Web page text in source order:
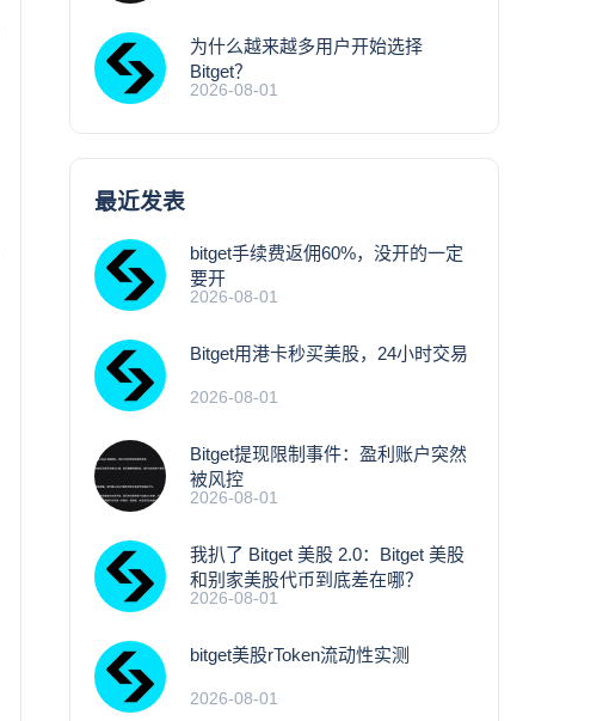
为什么越来越多用户开始选择
Bitget？
2026-08-01
最近发表
bitget手续费返佣60%，没开的一定
要开
2026-08-01
Bitget用港卡秒买美股，24小时交易
2026-08-01
Bitget提现限制事件：盈利账户突然
被风控
2026-08-01
我扒了 Bitget 美股 2.0：Bitget 美股
和别家美股代币到底差在哪？
2026-08-01
bitget美股rToken流动性实测
2026-08-01